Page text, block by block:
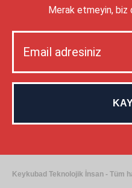
Merak etmeyin, biz
Keykubad Teknolojik İnsan - Tüm